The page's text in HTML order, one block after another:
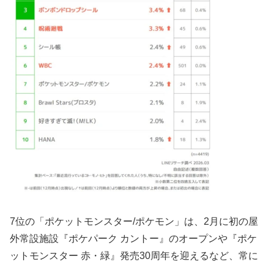
7位の「ポケットモンスター/ポケモン」は、2月に初の屋
外常設施設『ポケパーク カントー』のオープンや『ポケ
ットモンスター 赤・緑』発売30周年を迎えるなど、常に